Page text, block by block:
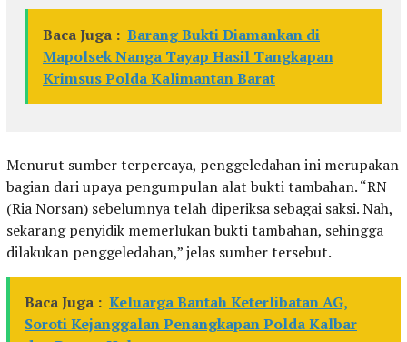
Baca Juga : Barang Bukti Diamankan di
Mapolsek Nanga Tayap Hasil Tangkapan
Krimsus Polda Kalimantan Barat
Menurut sumber terpercaya, penggeledahan ini merupakan
bagian dari upaya pengumpulan alat bukti tambahan. “RN
(Ria Norsan) sebelumnya telah diperiksa sebagai saksi. Nah,
sekarang penyidik memerlukan bukti tambahan, sehingga
dilakukan penggeledahan,” jelas sumber tersebut.
Baca Juga : Keluarga Bantah Keterlibatan AG,
Soroti Kejanggalan Penangkapan Polda Kalbar